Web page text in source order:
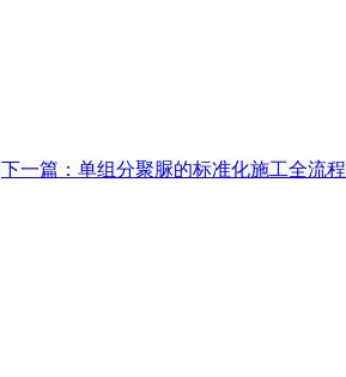
下一篇：单组分聚脲的标准化施工全流程